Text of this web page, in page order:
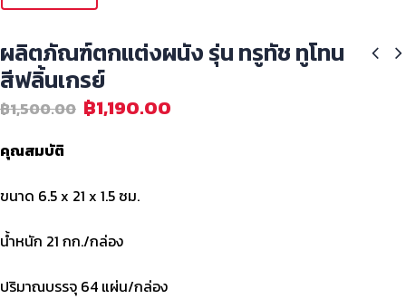
ผลิตภัณฑ์ตกแต่งผนัง รุ่น ทรูทัช ทูโทน
สีฟลิ้นเกรย์
฿1,500.00 ฿1,190.00
คุณสมบัติ
ขนาด 6.5 x 21 x 1.5 ซม.
น้ำหนัก 21 กก./กล่อง
ปริมาณบรรจุ 64 แผ่น/กล่อง